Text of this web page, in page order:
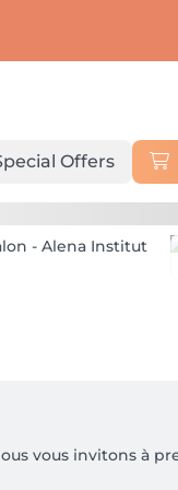
Offers
vous invitons à